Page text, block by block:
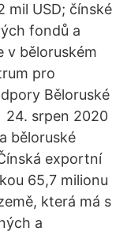
mil USD; čínské
fondů a
v běloruském
pro
Běloruské
24. srpen 2020
běloruské
exportní
65,7 milionu
která má s
a